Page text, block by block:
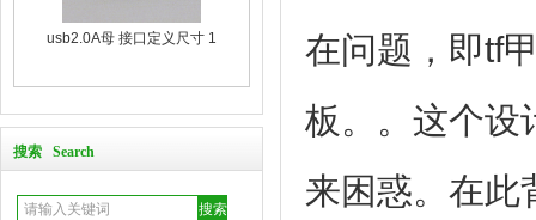
usb2.0A母 接口定义尺寸 1
搜索 Search
在问题，即tf
板。。这个设
来困惑。在此